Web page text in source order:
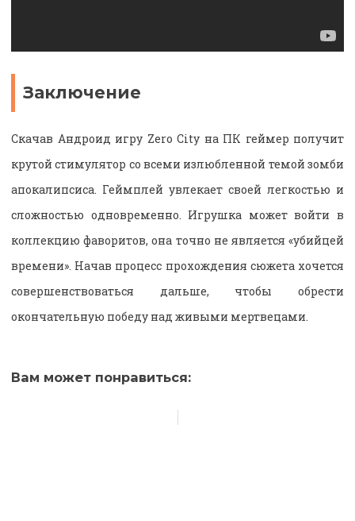
Заключение
Скачав Андроид игру Zero City на ПК геймер получит
крутой стимулятор со всеми излюбленной темой зомби
апокалипсиса. Геймплей увлекает своей легкостью и
сложностью одновременно. Игрушка может войти в
коллекцию фаворитов, она точно не является «убийцей
времени». Начав процесс прохождения сюжета хочется
совершенствоваться дальше, чтобы обрести
окончательную победу над живыми мертвецами.
Вам может понравиться: